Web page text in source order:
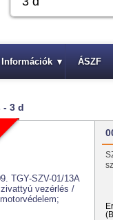
Információk ▾ ÁSZF
- 3 d